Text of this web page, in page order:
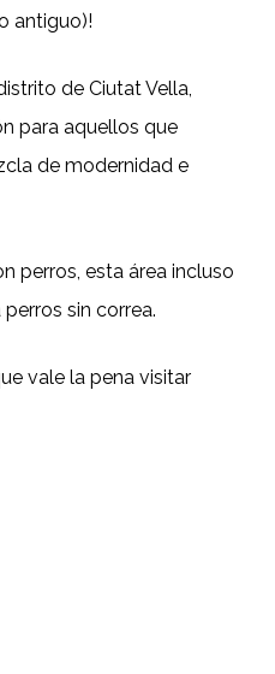
antiguo)!
de Ciutat Vella,
para aquellos que
de modernidad e
perros, esta área incluso
sin correa.
vale la pena visitar